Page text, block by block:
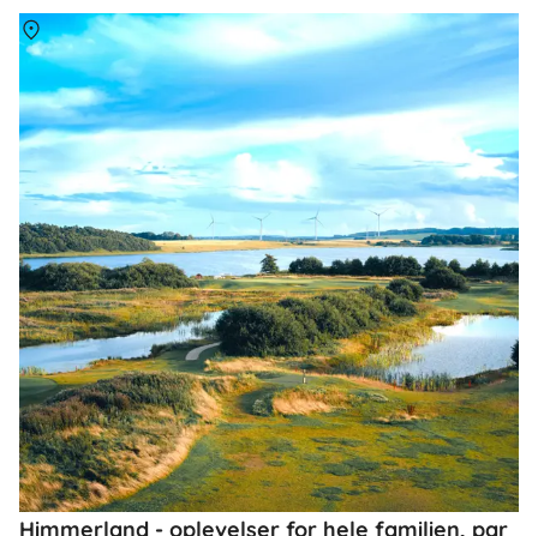
Himmerland - oplevelser for hele familien, par
Om Himmerland